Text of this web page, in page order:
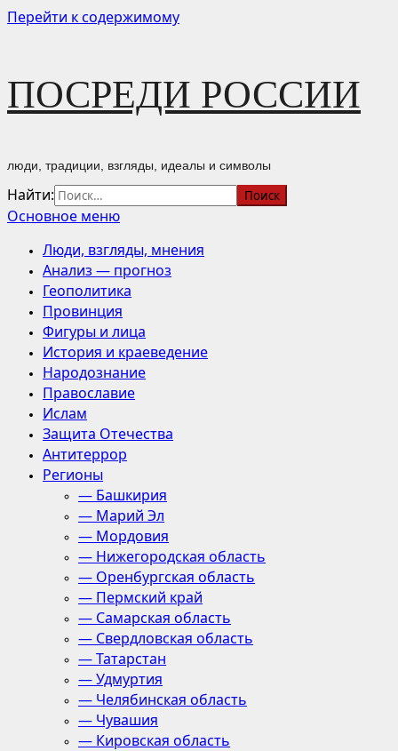
Перейти к содержимому
ПОСРЕДИ РОССИИ
люди, традиции, взгляды, идеалы и символы
Найти:
Основное меню
Люди, взгляды, мнения
Анализ — прогноз
Геополитика
Провинция
Фигуры и лица
История и краеведение
Народознание
Православие
Ислам
Защита Отечества
Антитеррор
Регионы
— Башкирия
— Марий Эл
— Мордовия
— Нижегородская область
— Оренбургская область
— Пермский край
— Самарская область
— Свердловская область
— Татарстан
— Удмуртия
— Челябинская область
— Чувашия
— Кировская область